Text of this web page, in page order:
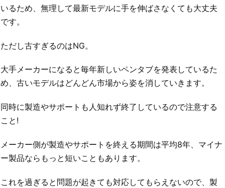
いるため、無理して最新モデルに手を伸ばさなくても大丈夫
です。
ただし古すぎるのはNG。
大手メーカーになると毎年新しいペンタブを発表しているた
め、古いモデルはどんどん市場から姿を消していきます。
同時に製造やサポートも人知れず終了しているので注意する
こと!
メーカー側が製造やサポートを終える期間は平均8年、マイナ
ー製品ならもっと短いこともあります。
これを過ぎると問題が起きても対応してもらえないので、製